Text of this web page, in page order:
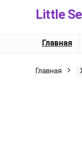
Little
Главная
Главная